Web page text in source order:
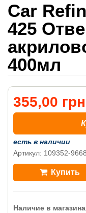
Car
425
400мл
355,00
есть в наличии
Артикул: 109352-9668
Купить
Наличие в